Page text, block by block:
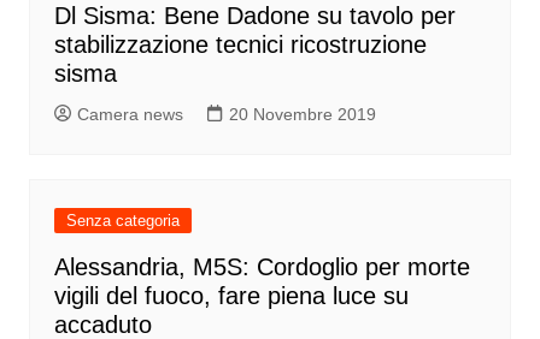
Dl Sisma: Bene Dadone su tavolo per
stabilizzazione tecnici ricostruzione
sisma
Camera news 20 Novembre 2019
Senza categoria
Alessandria, M5S: Cordoglio per morte
vigili del fuoco, fare piena luce su
accaduto